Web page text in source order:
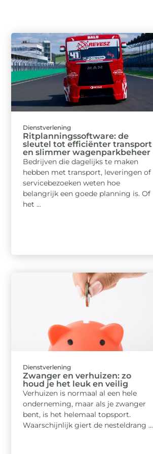
Dienstverlening
Ritplanningssoftware: de
sleutel tot efficiënter transport
en slimmer wagenparkbeheer
Bedrijven die dagelijks te maken
hebben met transport, leveringen of
servicebezoeken weten hoe
belangrijk een goede planning is. Of
het ...
Dienstverlening
Zwanger en verhuizen: zo
houd je het leuk en veilig
Verhuizen is normaal al een hele
onderneming, maar als je zwanger
bent, is het helemaal topsport.
Waarschijnlijk giert de nesteldrang ...